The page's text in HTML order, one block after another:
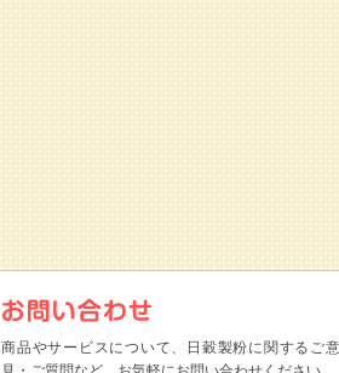
商品やサービスについて、日穀製粉に関するご意